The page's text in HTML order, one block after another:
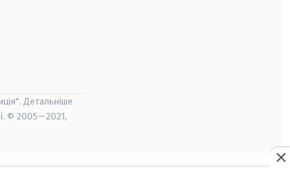
Детальніше
© 2005—2021,